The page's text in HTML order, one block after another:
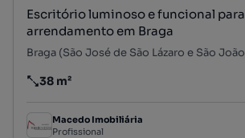
Escritório luminoso e funcional para
arrendamento em Braga
Preço por metro quadrado
38 m²
Macedo Imobiliária
Profissional